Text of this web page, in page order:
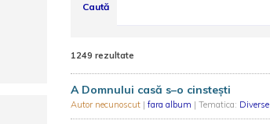
Caută
1249 rezultate
A Domnului casă s–o cinstești
Autor necunoscut | fara album | Tematica: Diverse